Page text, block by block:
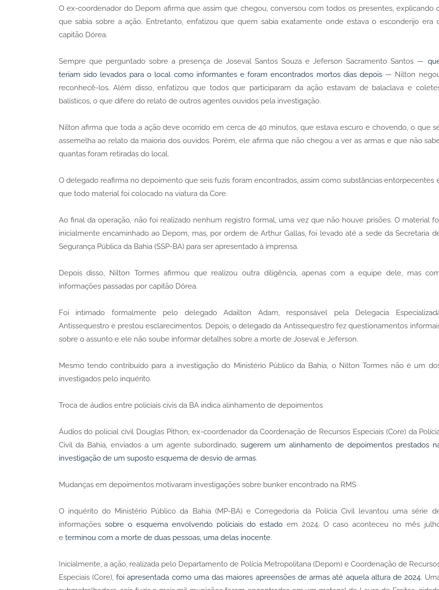
O ex-coordenador do Depom afirma que assim que chegou, conversou com todos os presentes, explicando
que sabia sobre a ação. Entretanto, enfatizou que quem sabia exatamente onde estava o esconderijo era
capitão Dórea.
Sempre que perguntado sobre a presença de Joseval Santos Souza e Jeferson Sacramento Santos —
teriam sido levados para o local como informantes e foram encontrados mortos dias depois— Nilton
reconhecê-los. Além disso, enfatizou que todos que participaram da ação estavam de balaclava e
balísticos, o que difere do relato de outros agentes ouvidos pela investigação.
Nilton afirma que toda a ação deve ocorrido em cerca de 40 minutos, que estava escuro e chovendo, o que
assemelha ao relato da maioria dos ouvidos. Porém, ele afirma que não chegou a ver as armas e que não
quantas foram retiradas do local.
O delegado reafirma no depoimento que seis fuzis foram encontrados, assim como substâncias entorpecentes
que todo material foi colocado na viatura da Core.
Ao final da operação, não foi realizado nenhum registro formal, uma vez que não houve prisões. O material
inicialmente encaminhado ao Depom, mas, por ordem de Arthur Gallas, foi levado até a sede da Secretaria
Segurança Pública da Bahia (SSP-BA) para ser apresentado à imprensa.
Depois disso, Nilton Tormes afirmou que realizou outra diligência, apenas com a equipe dele, mas
informações passadas por capitão Dórea.
Foi intimado formalmente pelo delegado Adailton Adam, responsável pela Delegacia
Antissequestro e prestou esclarecimentos. Depois, o delegado da Antissequestro fez questionamentos
sobre o assunto e ele não soube informar detalhes sobre a morte de Joseval e Jeferson.
Mesmo tendo contribuído para a investigação do Ministério Público da Bahia, o Nilton Tormes não é um
investigados pelo inquérito.
Troca de áudios entre policiais civis da BA indica alinhamento de depoimentos
Áudios do policial civil Douglas Pithon, ex-coordenador da Coordenação de Recursos Especiais (Core) da
Civil da Bahia, enviados a um agente subordinado,sugerem um alinhamento de depoimentos prestados
investigação de um suposto esquema de desvio de armas.
Mudanças em depoimentos motivaram investigações sobre bunker encontrado na RMS
O inquérito do Ministério Público da Bahia (MP-BA) e Corregedoria da Polícia Civil levantou uma série
informações sobre o esquema envolvendo policiais do estadoem 2024. O caso aconteceu no mês
e terminou com a morte de duas pessoas, uma delas inocente.
Inicialmente, a ação, realizada pelo Departamento de Polícia Metropolitana (Depom) e Coordenação de
Especiais (Core), foi apresentada como uma das maiores apreensões de armas até aquela altura de 2024.